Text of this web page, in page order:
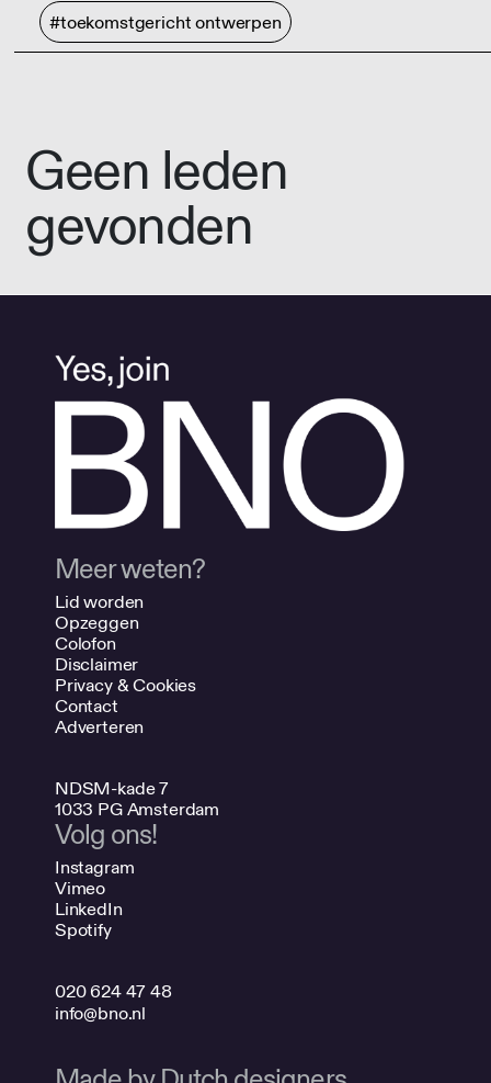
#toekomstgericht ontwerpen
Geen leden
gevonden
Meer weten?
Lid worden
Opzeggen
Colofon
Disclaimer
Privacy & Cookies
Contact
Adverteren
NDSM-kade 7
1033 PG Amsterdam
Volg ons!
Instagram
Vimeo
LinkedIn
Spotify
020 624 47 48
info@bno.nl